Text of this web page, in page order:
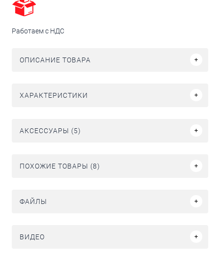
Работаем с НДС
ОПИСАНИЕ ТОВАРА
ХАРАКТЕРИСТИКИ
АКСЕССУАРЫ (5)
ПОХОЖИЕ ТОВАРЫ (8)
ФАЙЛЫ
ВИДЕО